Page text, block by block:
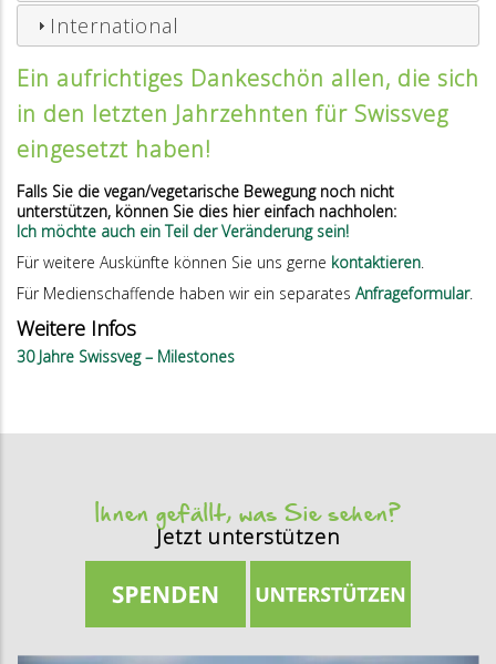
International
Ein aufrichtiges Dankeschön allen, die sich
in den letzten Jahrzehnten für Swissveg
eingesetzt haben!
Falls Sie die vegan/vegetarische Bewegung noch nicht
unterstützen, können Sie dies hier einfach nachholen:
Ich möchte auch ein Teil der Veränderung sein!
Für weitere Auskünfte können Sie uns gerne kontaktieren
Für Medienschaffende haben wir ein separates Anfrageformular.
Weitere Infos
30 Jahre Swissveg – Milestones
Ihnen gefällt, was Sie sehen?
Jetzt unterstützen